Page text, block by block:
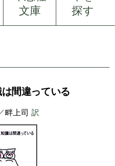
文庫
探す
間違っている
畔上司 訳